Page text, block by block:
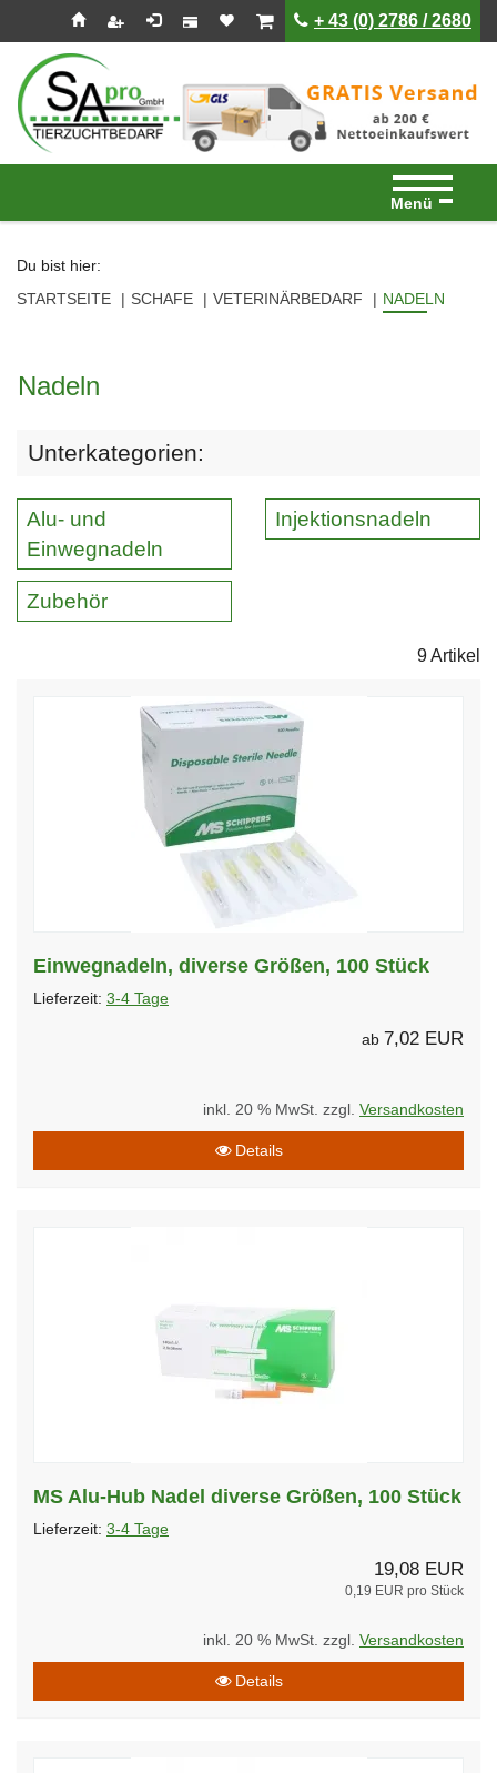
Seitenebreiche:
ist leerist leer+ 43 (0) 2786 / 2680
Menü
Du bist hier:
STARTSEITE
SCHAFE VETERINÄRBEDARF NADELN
Nadeln
Unterkategorien:
Alu- und
Einwegnadeln
Injektionsnadeln
Zubehör
9 Artikel
Einwegnadeln, diverse Größen, 100 Stück
Lieferzeit: 3-4 Tage
ab 7,02 EUR
inkl. 20 % MwSt. zzgl. Versandkosten
Details
MS Alu-Hub Nadel diverse Größen, 100 Stück
Lieferzeit: 3-4 Tage
19,08 EUR
0,19 EUR pro Stück
inkl. 20 % MwSt. zzgl. Versandkosten
Details